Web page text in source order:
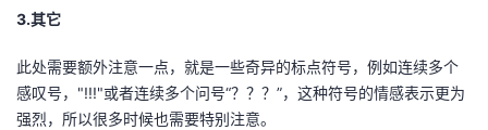
3.其它
此处需要额外注意一点，就是一些奇异的标点符号，例如连续多个
感叹号，"!!!"或者连续多个问号“？？？”，这种符号的情感表示更为
强烈，所以很多时候也需要特别注意。